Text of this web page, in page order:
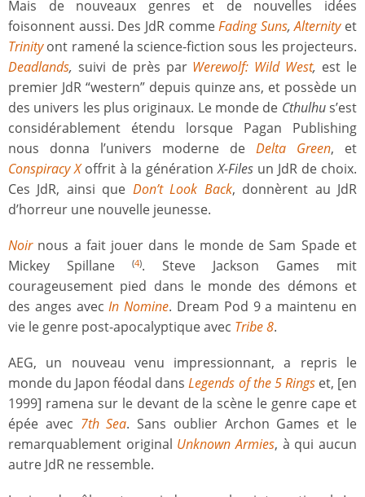
Mais de nouveaux genres et de nouvelles idées
foisonnent aussi. Des JdR commeFading Suns,Alternityet
Trinityont ramené la science-fiction sous les projecteurs.
Deadlands, suivi de près par Werewolf: Wild West, est le
premier JdR “western” depuis quinze ans, et possède un
des univers les plus originaux. Le monde de Cthulhus’est
considérablement étendu lorsque Pagan Publishing
nous donna l’univers moderne de Delta Green, et
Conspiracy Xoffrit à la générationX-Files un JdR de choix.
Ces JdR, ainsi que Don’t Look Back, donnèrent au JdR
d’horreur une nouvelle jeunesse.
Noirnous a fait jouer dans le monde de Sam Spade et
Mickey Spillane
(4). Steve Jackson Games mit
courageusement pied dans le monde des démons et
des anges avecIn Nomine. Dream Pod 9 a maintenu en
vie le genre post-apocalyptique avec Tribe 8.
AEG, un nouveau venu impressionnant, a repris le
monde du Japon féodal dansLegends of the 5 Ringset, [en
1999] ramena sur le devant de la scène le genre cape et
épée avec 7th Sea. Sans oublier Archon Games et le
remarquablement original Unknown Armies, à qui aucun
autre JdR ne ressemble.